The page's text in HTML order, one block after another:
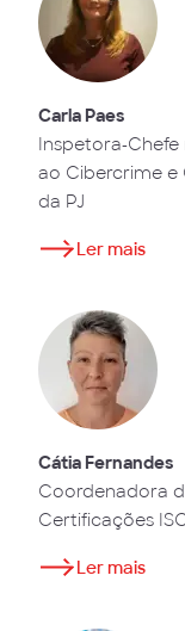
Carla Paes
Inspetora-
ao Cibercrime e
da PJ
Ler mais
Cátia Fernandes
Coordenadora
Certificações
Ler mais